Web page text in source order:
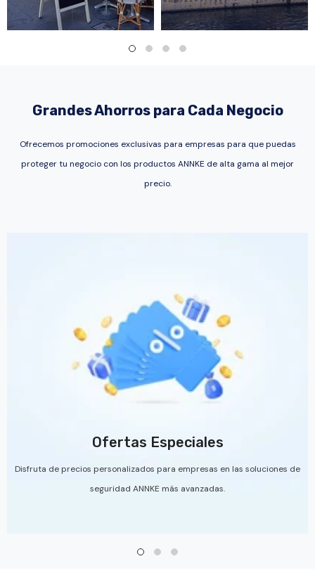
Grandes Ahorros para Cada Negocio
Ofrecemos promociones exclusivas para empresas para que puedas
proteger tu negocio con los productos ANNKE de alta gama al mejor
precio.
Ofertas Especiales
Disfruta de precios personalizados para empresas en las soluciones de
seguridad ANNKE más avanzadas.